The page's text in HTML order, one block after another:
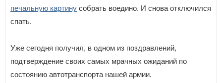
печальную картину собрать воедино. И снова отключился
спать.
Уже сегодня получил, в одном из поздравлений,
подтверждение своих самых мрачных ожиданий по
состоянию автотранспорта нашей армии.